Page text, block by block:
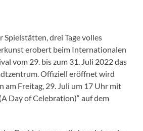
Spielstätten, drei Tage volles
erobert beim Internationalen
vom 29. bis zum 31. Juli 2022 das
Offiziell eröffnet wird
am Freitag, 29. Juli um 17 Uhr mit
Day of Celebration)“ auf dem